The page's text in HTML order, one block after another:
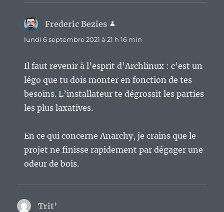
Frederic Bezies
lundi 6 septembre 2021 à 21 h 16 min
Il faut revenir à l’esprit d’Archlinux : c’est un
légo que tu dois monter en fonction de tes
besoins. L’installateur te dégrossit les parties
les plus laxatives.
En ce qui concerne Anarchy, je crains que le
projet ne finisse rapidement par dégager une
odeur de bois.
Trit’